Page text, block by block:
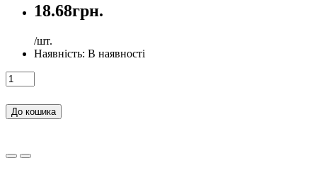
18.68грн.
/шт.
Наявність: В наявності
До кошика